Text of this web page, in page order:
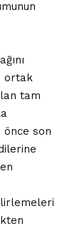
ortak
tam
son